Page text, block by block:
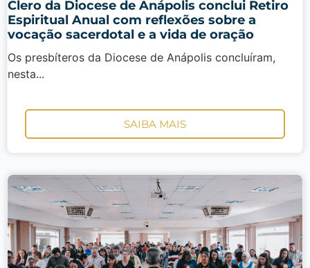
Clero da Diocese de Anápolis conclui Retiro
Espiritual Anual com reflexões sobre a
vocação sacerdotal e a vida de oração
Os presbíteros da Diocese de Anápolis concluíram,
nesta...
SAIBA MAIS